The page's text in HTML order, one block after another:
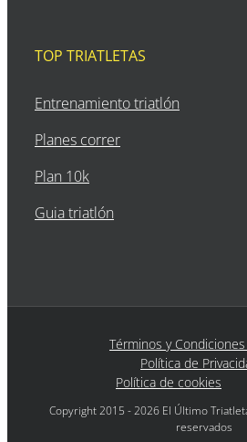
TOP TRIATLETAS
Entrenamiento triatlón
Planes correr
Plan 10k
Guia triatlón
Términos y
Política de
Política de cookies
Copyright 2015 - 2026 El Último
reservados